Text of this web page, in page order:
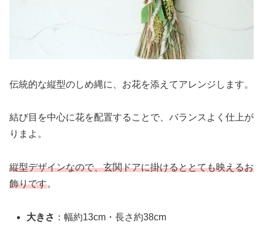
伝統的な縦型のしめ縄に、お花を添えてアレンジします。
結び目を中心に花を配置することで、バランスよく仕上が
りまよ。
縦型デザインなので、玄関ドアに掛けるととても映えるお
飾りです。
大きさ ：幅約13cm・長さ約38cm